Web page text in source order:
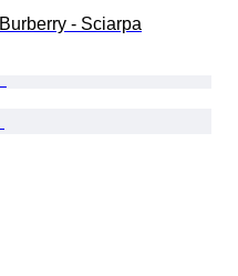
Burberry - Sciarpa